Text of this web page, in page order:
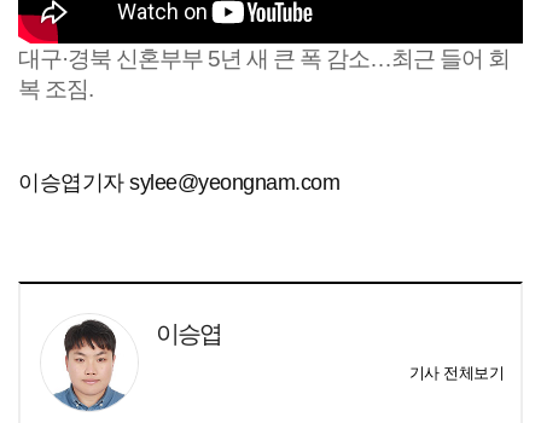
대구·경북 신혼부부 5년 새 큰 폭 감소…최근 들어 회
복 조짐.
이승엽기자 sylee@yeongnam.com
이승엽
기사 전체보기